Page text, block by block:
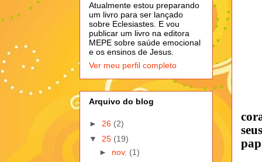
Atualmente estou preparando
um livro para ser lançado
sobre Eclesiastes. E vou
publicar um livro na editora
MEPE sobre saúde emocional
e os ensinos de Jesus.
Ver meu perfil completo
Arquivo do blog
► 26 (2)
▼ 25 (19)
► nov. (1)